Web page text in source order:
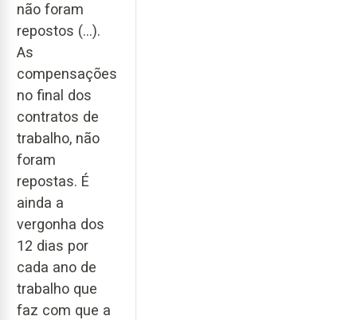
não foram
repostos (...).
As
compensações
no final dos
contratos de
trabalho, não
foram
repostas. É
ainda a
vergonha dos
12 dias por
cada ano de
trabalho que
faz com que a